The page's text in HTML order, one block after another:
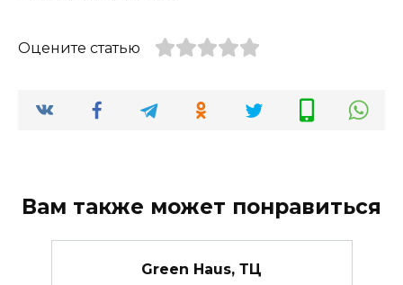
Оцените статью
Вам также может понравиться
Green Haus, ТЦ